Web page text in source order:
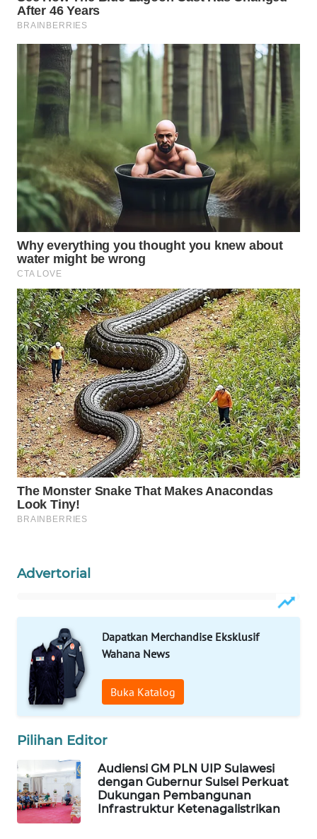
Advertorial
Dapatkan Merchandise Eksklusif
Wahana News
Buka Katalog
Pilihan Editor
Audiensi GM PLN UIP Sulawesi
dengan Gubernur Sulsel Perkuat
Dukungan Pembangunan
Infrastruktur Ketenagalistrikan
WAHANA
TANI
WAHANA
ADVOKAT
WAHANA
INFRASTRUKTUR
WAHANA
KONSUMEN
WAHANA
LISTRIK
WAHANA
TRAVEL
WAHANA
TV
WAHANANEWS
ID
WAHANANEWS
CO ID
WAHANANEWS
NET
SPORT
UMKM
WAHANA
SELEB
WAHANA
WAHANA
OTOMOTIF
WAHANA